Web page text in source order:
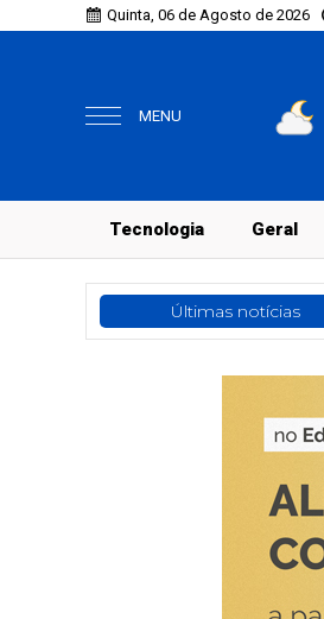
Quinta, 06 de Agosto de 2026
MENU
Tecnologia Geral
Últimas notícias
Geral